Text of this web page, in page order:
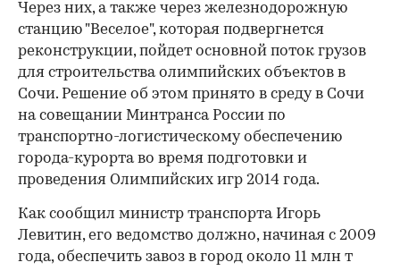
Через них, а также через железнодорожную
станцию "Веселое", которая подвергнется
реконструкции, пойдет основной поток грузов
для строительства олимпийских объектов в
Сочи. Решение об этом принято в среду в Сочи
на совещании Минтранса России по
транспортно-логистическому обеспечению
города-курорта во время подготовки и
проведения Олимпийских игр 2014 года.
Как сообщил министр транспорта Игорь
Левитин, его ведомство должно, начиная с 2009
года, обеспечить завоз в город около 11 млн т